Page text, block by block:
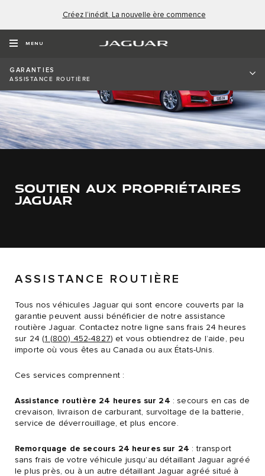
Créez l’inédit. La nouvelle ère commence
MENU
GARANTIES
ASSISTANCE ROUTIÈRE
SOUTIEN AUX PROPRIÉTAIRES
JAGUAR
ASSISTANCE ROUTIÈRE
Tous nos véhicules Jaguar qui sont encore couverts par la
garantie peuvent aussi bénéficier de notre assistance
routière Jaguar. Contactez notre ligne sans frais 24 heures
sur 24 (1 (800) 452-4827) et vous obtiendrez de l’aide, peu
importe où vous êtes au Canada ou aux États-Unis.
Ces services comprennent :
Assistance routière 24 heures sur 24 : secours en cas de
crevaison, livraison de carburant, survoltage de la batterie,
service de déverrouillage, et plus encore.
Remorquage de secours 24 heures sur 24 : transport
sans frais de votre véhicule jusqu’au détaillant Jaguar agréé
le plus près, ou à un autre détaillant Jaguar agréé situé à